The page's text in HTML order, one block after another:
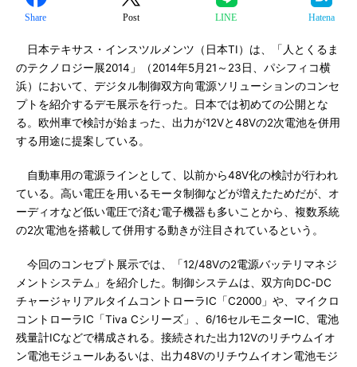
Share Post LINE Hatena
日本テキサス・インスツルメンツ（日本TI）は、「人とくるま
のテクノロジー展2014」（2014年5月21～23日、パシフィコ横
浜）において、デジタル制御双方向電源ソリューションのコンセ
プトを紹介するデモ展示を行った。日本では初めての公開とな
る。欧州車で検討が始まった、出力が12Vと48Vの2次電池を併用
する用途に提案している。
自動車用の電源ラインとして、以前から48V化の検討が行われ
ている。高い電圧を用いるモータ制御などが増えたためだが、オ
ーディオなど低い電圧で済む電子機器も多いことから、複数系統
の2次電池を搭載して併用する動きが注目されているという。
今回のコンセプト展示では、「12/48Vの2電源バッテリマネジ
メントシステム」を紹介した。制御システムは、双方向DC-DC
チャージャリアルタイムコントローラIC「C2000」や、マイクロ
コントローラIC「Tiva Cシリーズ」、6/16セルモニターIC、電池
残量計ICなどで構成される。接続された出力12Vのリチウムイオ
ン電池モジュールあるいは、出力48Vのリチウムイオン電池モジ